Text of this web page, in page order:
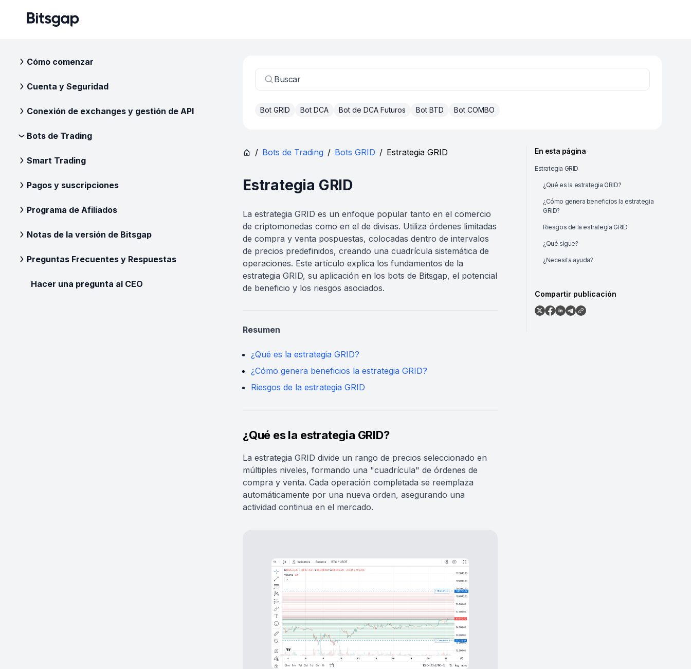
Cómo comenzar
Cuenta y Seguridad
Conexión de exchanges y gestión de API
Bots de Trading
Smart Trading
Pagos y suscripciones
Programa de Afiliados
Notas de la versión de Bitsgap
Preguntas Frecuentes y Respuestas
Hacer una pregunta al CEO
Buscar
Bot GRID Bot DCA Bot de DCA Futuros Bot BTD Bot COMBO
/ Bots de Trading / Bots GRID / Estrategia GRID
Estrategia GRID
La estrategia GRID es un enfoque popular tanto en el comercio
de criptomonedas como en el de divisas. Utiliza órdenes limitadas
de compra y venta pospuestas, colocadas dentro de intervalos
de precios predefinidos, creando una cuadrícula sistemática de
operaciones. Este artículo explica los fundamentos de la
estrategia GRID, su aplicación en los bots de Bitsgap, el potencial
de beneficio y los riesgos asociados.
Resumen
¿Qué es la estrategia GRID?
¿Cómo genera beneficios la estrategia GRID?
Riesgos de la estrategia GRID
¿Qué es la estrategia GRID?
La estrategia GRID divide un rango de precios seleccionado en
múltiples niveles, formando una "cuadrícula" de órdenes de
compra y venta. Cada operación completada se reemplaza
automáticamente por una nueva orden, asegurando una
actividad continua en el mercado.
En esta página
Estrategia GRID
¿Qué es la estrategia GRID?
¿Cómo genera beneficios la estrategia
GRID?
Riesgos de la estrategia GRID
¿Qué sigue?
¿Necesita ayuda?
Compartir publicación